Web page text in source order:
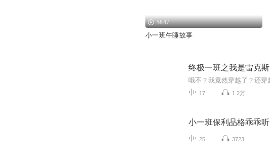
5847
小一班午睡故事
终极一班之我是雷克斯
17 1.2万
小一班保利品格乖乖听
25 3723